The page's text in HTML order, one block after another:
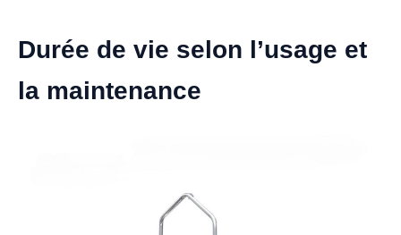
Durée de vie selon l’usage et
la maintenance